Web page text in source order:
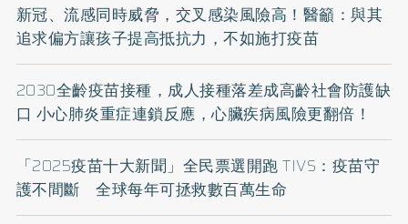
新冠、流感同時威脅，交叉感染風險高！醫籲：與其
追求偏方讓孩子提高抵抗力，不如施打疫苗
2030全齡疫苗接種，成人接種落差成高齡社會防護缺
口 小心肺炎重症連鎖反應，心臟疾病風險更翻倍！
「2025疫苗十大新聞」全民票選開跑 TIVS：疫苗守
護不間斷 全球每年可拯救數百萬生命